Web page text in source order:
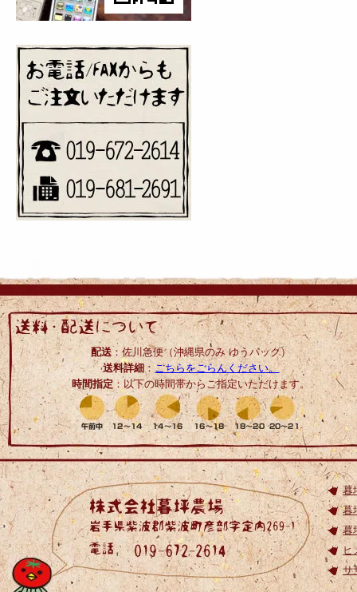
配送：佐川急便（沖縄県のみ ゆうパック）
送料詳細 ：こちらをごらんください。
時間指定 ：以下の時間帯からご指定いただけます。
暮
暮
暮
ヒ
サ